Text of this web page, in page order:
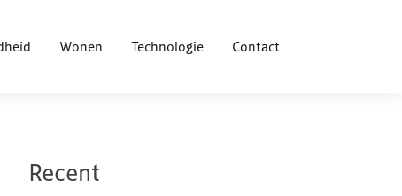
Wonen Technologie Contact
Recent